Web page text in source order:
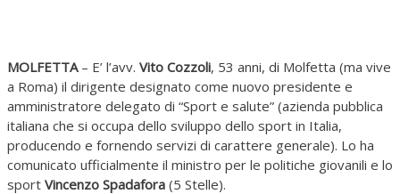
MOLFETTA– E’ l’avv. Vito Cozzoli, 53 anni, di Molfetta (ma vive
a Roma) il dirigente designato come nuovo presidente e
amministratore delegato di “Sport e salute” (azienda pubblica
italiana che si occupa dello sviluppo dello sport in Italia,
producendo e fornendo servizi di carattere generale). Lo ha
comunicato ufficialmente il ministro per le politiche giovanili e lo
sport Vincenzo Spadafora (5 Stelle).